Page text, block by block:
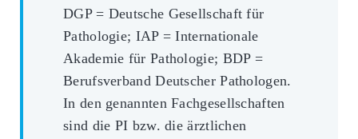
DGP = Deutsche Gesellschaft für
Pathologie; IAP = Internationale
Akademie für Pathologie; BDP =
Berufsverband Deutscher Pathologen.
In den genannten Fachgesellschaften
sind die PI bzw. die ärztlichen